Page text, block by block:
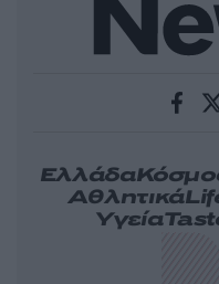
Ελλάδα
Αθλητικά
Υγεία